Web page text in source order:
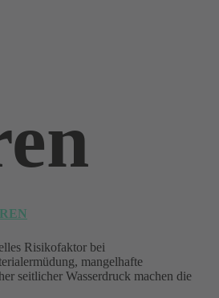
Risikofaktor bei
mangelhafte
seitlicher Wasserdruck machen die